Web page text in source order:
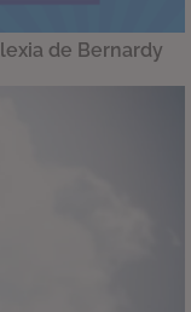
de Bernardy